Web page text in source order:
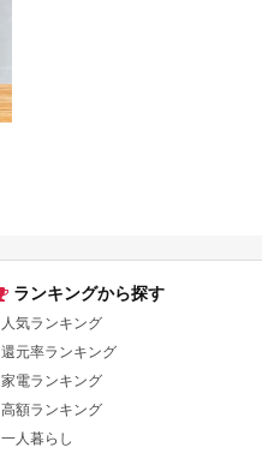
ランキングから探す
人気ランキング
還元率ランキング
家電ランキング
高額ランキング
一人暮らし